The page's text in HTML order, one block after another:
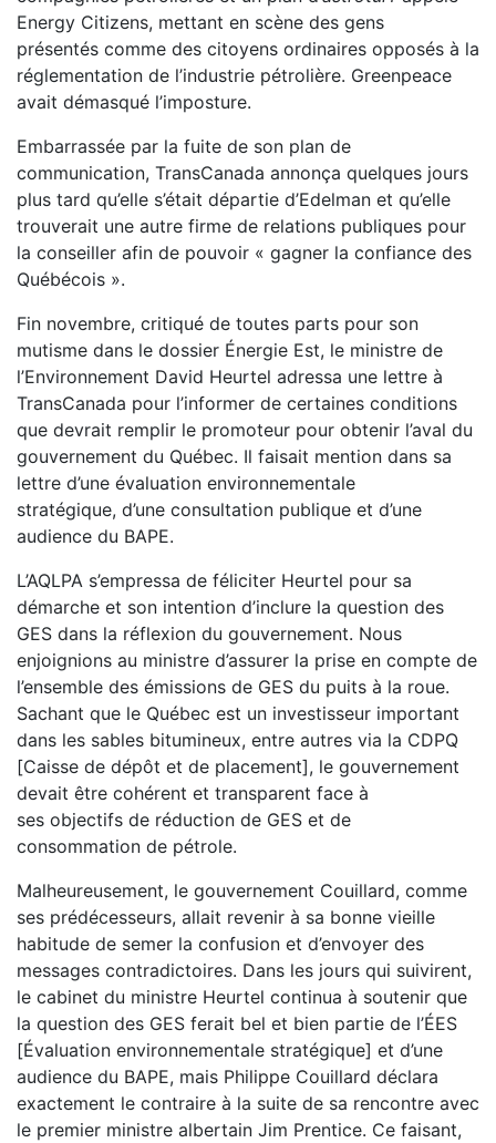
Energy Citizens, mettant en scène des gens
présentés comme des citoyens ordinaires opposés à la
réglementation de l’industrie pétrolière. Greenpeace
avait démasqué l’imposture.
Embarrassée par la fuite de son plan de
communication, TransCanada annonça quelques jours
plus tard qu’elle s’était départie d’Edelman et qu’elle
trouverait une autre firme de relations publiques pour
la conseiller afin de pouvoir « gagner la confiance des
Québécois ».
Fin novembre, critiqué de toutes parts pour son
mutisme dans le dossier Énergie Est, le ministre de
l’Environnement David Heurtel adressa une lettre à
TransCanada pour l’informer de certaines conditions
que devrait remplir le promoteur pour obtenir l’aval du
gouvernement du Québec. Il faisait mention dans sa
lettre d’une évaluation environnementale
stratégique, d’une consultation publique et d’une
audience du BAPE.
L’AQLPA s’empressa de féliciter Heurtel pour sa
démarche et son intention d’inclure la question des
GES dans la réflexion du gouvernement. Nous
enjoignions au ministre d’assurer la prise en compte de
l’ensemble des émissions de GES du puits à la roue.
Sachant que le Québec est un investisseur important
dans les sables bitumineux, entre autres via la CDPQ
[Caisse de dépôt et de placement], le gouvernement
devait être cohérent et transparent face à
ses objectifs de réduction de GES et de
consommation de pétrole.
Malheureusement, le gouvernement Couillard, comme
ses prédécesseurs, allait revenir à sa bonne vieille
habitude de semer la confusion et d’envoyer des
messages contradictoires. Dans les jours qui suivirent,
le cabinet du ministre Heurtel continua à soutenir que
la question des GES ferait bel et bien partie de l’ÉES
[Évaluation environnementale stratégique] et d’une
audience du BAPE, mais Philippe Couillard déclara
exactement le contraire à la suite de sa rencontre avec
le premier ministre albertain Jim Prentice. Ce faisant,